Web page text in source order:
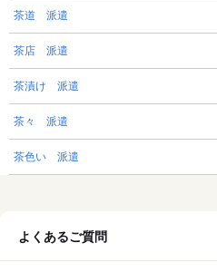
茶道 派遣
茶店 派遣
茶漬け 派遣
茶々 派遣
茶色い 派遣
よくあるご質問